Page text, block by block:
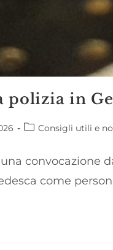
polizia in
Categoria
Consigli utili e
convocazione
come